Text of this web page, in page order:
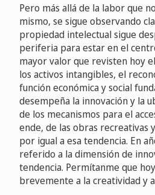
Pero más allá de la labor que
mismo, se sigue observando
propiedad intelectual sigue
periferia para estar en el
mayor valor que revisten hoy
los activos intangibles, el
función económica y social
desempeña la innovación y la
de los mecanismos para el
ende, de las obras recreativas
por igual a esa tendencia. En
referido a la dimensión de
tendencia. Permítanme que
brevemente a la creatividad y